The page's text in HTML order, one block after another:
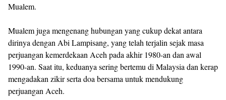
Mualem.
Mualem juga mengenang hubungan yang cukup dekat antara
dirinya dengan Abi Lampisang, yang telah terjalin sejak masa
perjuangan kemerdekaan Aceh pada akhir 1980-an dan awal
1990-an. Saat itu, keduanya sering bertemu di Malaysia dan kerap
mengadakan zikir serta doa bersama untuk mendukung
perjuangan Aceh.